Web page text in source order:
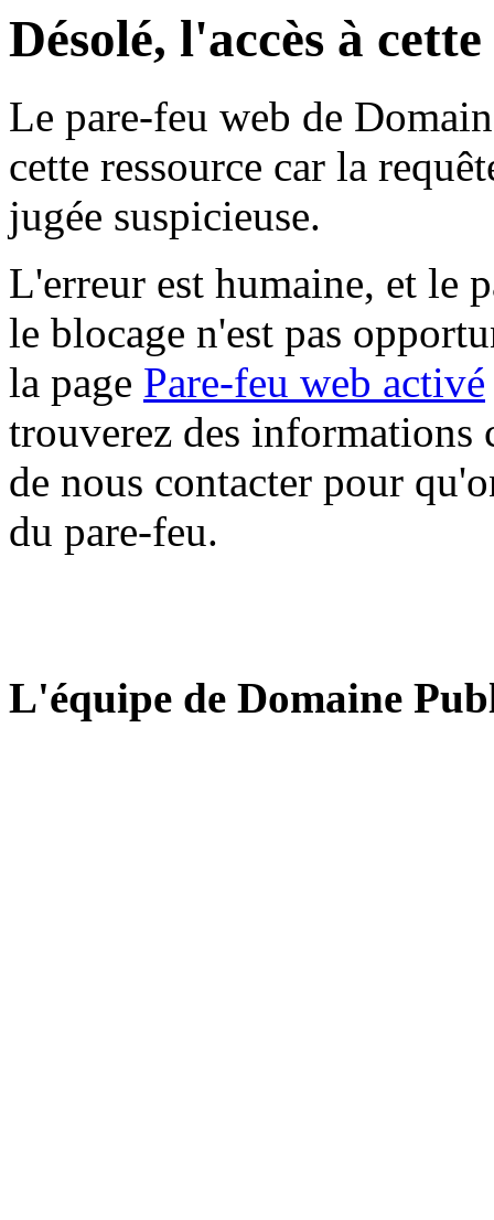
Désolé, l'accès à
Le pare-feu web de
cette ressource car la
jugée suspicieuse.
L'erreur est humaine, et le
le blocage n'est pas
la page Pare-feu web activé
trouverez des informations
de nous contacter pour
du pare-feu.
L'équipe de Domaine